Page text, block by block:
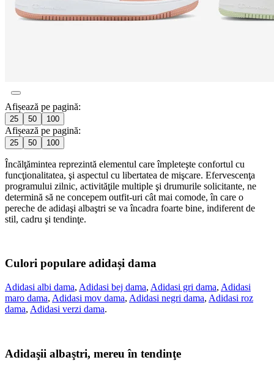
Afișează pe pagină:
25 50 100
Afișează pe pagină:
25 50 100
Încălţămintea reprezintă elementul care împleteşte confortul cu
funcţionalitatea, şi aspectul cu libertatea de mişcare. Efervescenţa
programului zilnic, activităţile multiple şi drumurile solicitante, ne
determină să ne concepem outfit-uri cât mai comode, în care o
pereche de adidaşi albaştri se va încadra foarte bine, indiferent de
stil, cadru şi tendinţe.
Culori populare adidași dama
Adidasi albi dama, Adidasi bej dama, Adidasi gri dama, Adidasi
maro dama, Adidasi mov dama, Adidasi negri dama, Adidasi roz
dama, Adidasi verzi dama.
Adidaşii albaştri, mereu în tendinţe